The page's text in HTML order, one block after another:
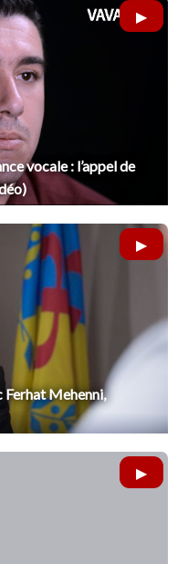
vocale : l’appel de
Mehenni,